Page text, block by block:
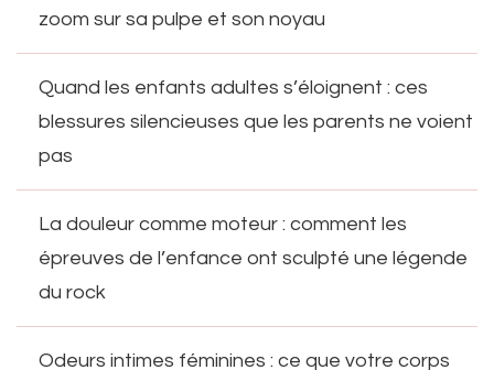
zoom sur sa pulpe et son noyau
Quand les enfants adultes s’éloignent : ces
blessures silencieuses que les parents ne voient
pas
La douleur comme moteur : comment les
épreuves de l’enfance ont sculpté une légende
du rock
Odeurs intimes féminines : ce que votre corps